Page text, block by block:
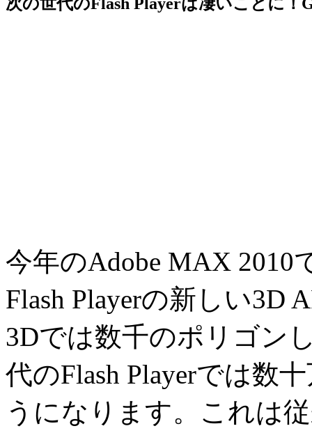
今年のAdobe MAX
Flash Playerの新しい3D
3Dでは数千のポリゴン
代のFlash Playerでは数
うになります。これは